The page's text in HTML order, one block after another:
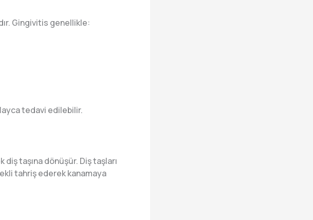
Gingivitis genellikle:
tedavi edilebilir.
taşına dönüşür. Diş taşları
tahriş ederek kanamaya